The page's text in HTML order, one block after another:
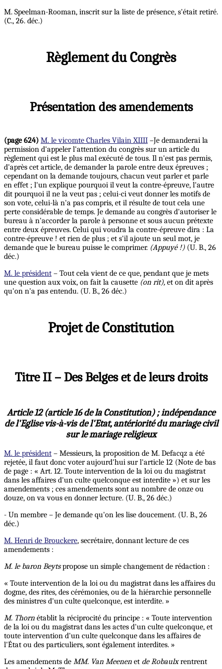
M. Speelman-Rooman, inscrit sur la liste de présence, s'était retiré.
(C., 26. déc.)
Règlement du Congrès
Présentation des amendements
(page 624) M. le vicomte Charles Vilain XIIII –Je demanderai la
permission d'appeler l'attention du congrès sur un article du
règlement qui est le plus mal exécuté de tous. Il n'est pas permis,
d'après cet article, de demander la parole entre deux épreuves ;
cependant on la demande toujours, chacun veut parler et parle
en effet ; l'un explique pourquoi il veut la contre-épreuve, l'autre
dit pourquoi il ne la veut pas ; celui-ci veut donner les motifs de
son vote, celui-là n'a pas compris, et il résulte de tout cela une
perte considérable de temps. Je demande au congrès d'autoriser le
bureau à n'accorder la parole à personne et sous aucun prétexte
entre deux épreuves. Celui qui voudra la contre-épreuve dira : La
contre-épreuve ! et rien de plus ; et s'il ajoute un seul mot, je
demande que le bureau puisse le comprimer. (Appuyé !)(U. B., 26
déc.)
M. le président – Tout cela vient de ce que, pendant que je mets
une question aux voix, on fait la causette (on rit), et on dit après
qu'on n'a pas entendu. (U. B., 26 déc.)
Projet de Constitution
Titre II – Des Belges et de leurs droits
Article 12 (article 16 de la Constitution) ; indépendance
de l'Eglise vis-à-vis de l'Etat, antériorité du mariage civil
sur le mariage religieux
M. le président – Messieurs, la proposition de M. Defacqz a été
rejetée, il faut donc voter aujourd'hui sur l'article 12 (Note de bas
de page : « Art. 12. Toute intervention de la loi ou du magistrat
dans les affaires d'un culte quelconque est interdite ») et sur les
amendements ; ces amendements sont au nombre de onze ou
douze, on va vous en donner lecture. (U. B., 26 déc.)
- Un membre – Je demande qu'on les lise doucement. (U. B., 26
déc.)
M. Henri de Brouckere, secrétaire, donnant lecture de ces
amendements :
M. le baron Beytspropose un simple changement de rédaction :
« Toute intervention de la loi ou du magistrat dans les affaires du
dogme, des rites, des cérémonies, ou de la hiérarchie personnelle
des ministres d'un culte quelconque, est interdite. »
M. Thorn établit la réciprocité du principe : « Toute intervention
de la loi ou du magistrat dans les actes d'un culte quelconque, et
toute intervention d'un culte quelconque dans les affaires de
l'État ou des particuliers, sont également interdites. »
Les amendements de MM. Van Meenen et de Robaulxrentrent